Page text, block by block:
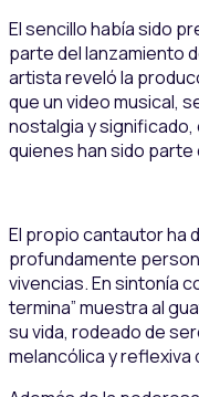
El sencillo había sido
parte del lanzamiento
artista reveló la
que un video musical,
nostalgia y significado,
quienes han sido
El propio cantautor ha
profundamente
vivencias. En sintonía
termina” muestra al
su vida, rodeado de
melancólica y reflexiva